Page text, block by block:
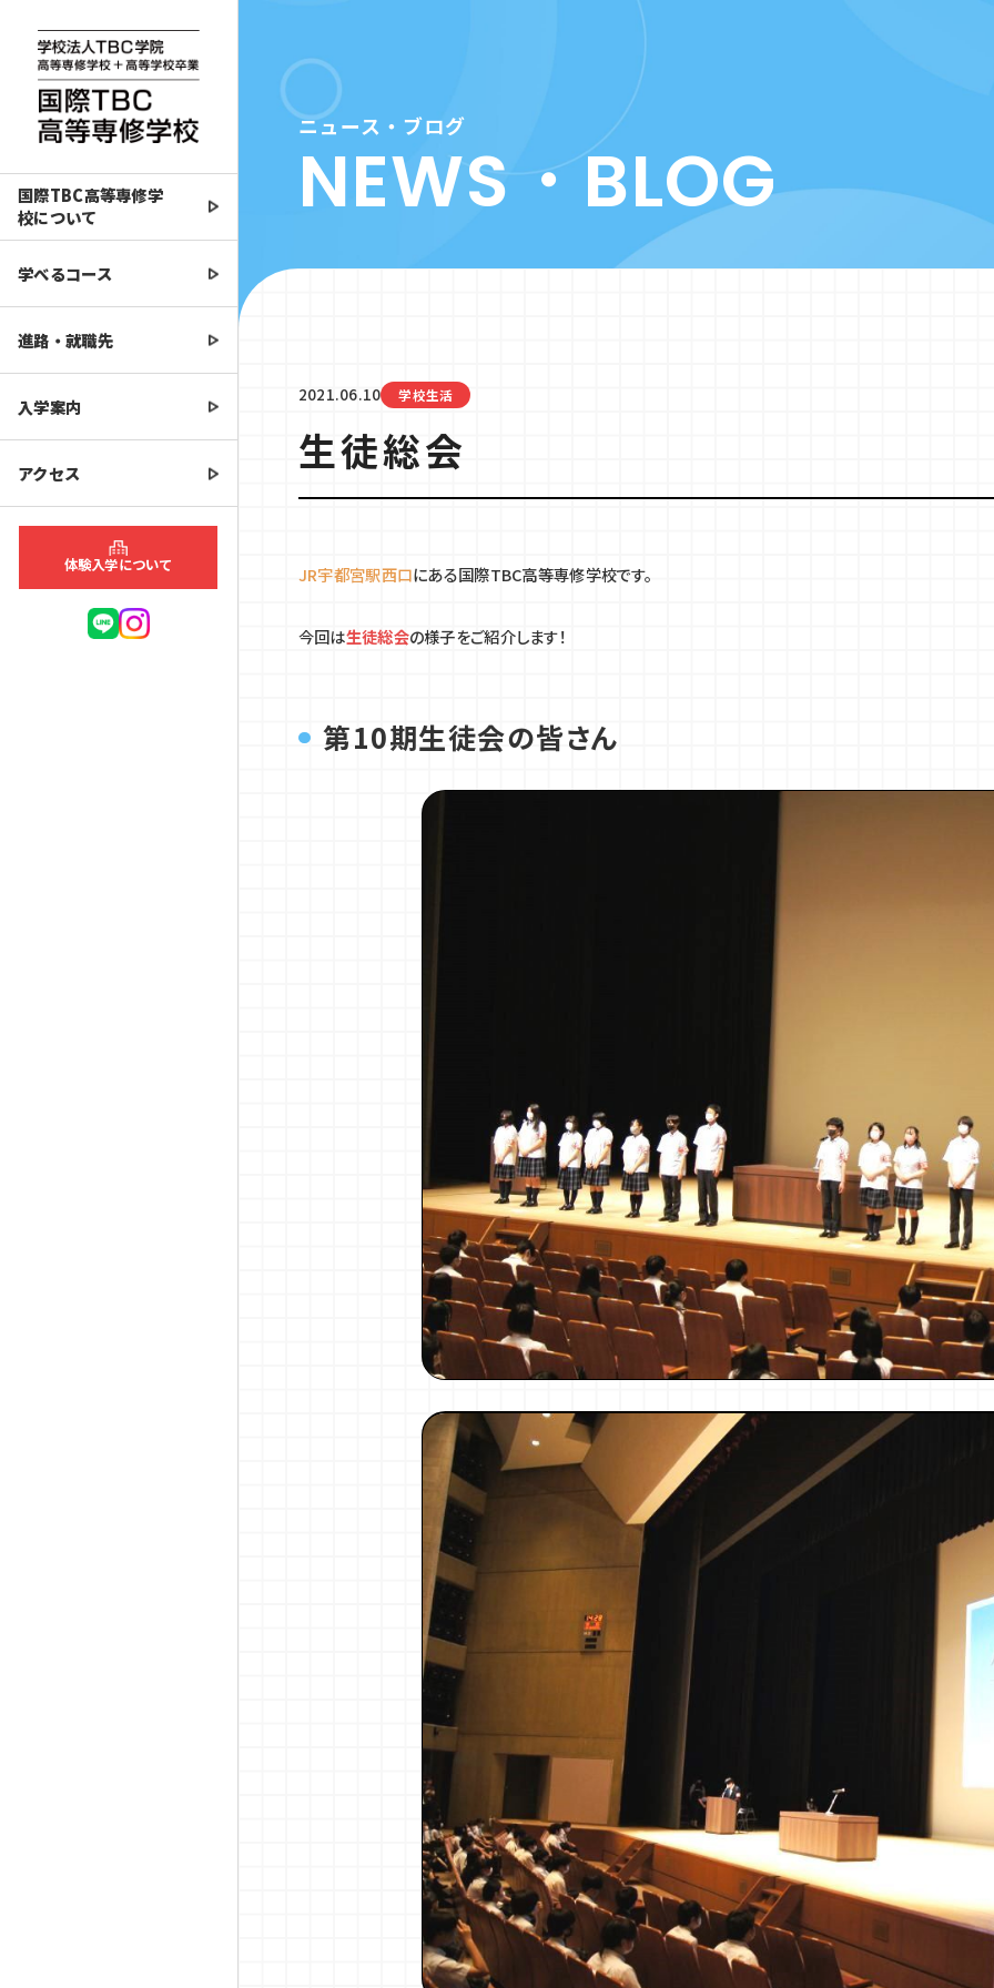
国際TBC高等専修学
校について
学べるコース
進路・就職先
入学案内
アクセス
体験入学について
ニュース・ブログ
NEWS・BLOG
2021.06.10 学校生活
生徒総会
JR宇都宮駅西口にある国際TBC高等専修学校です。
今回は生徒総会の様子をご紹介します！
第10期生徒会の皆さん